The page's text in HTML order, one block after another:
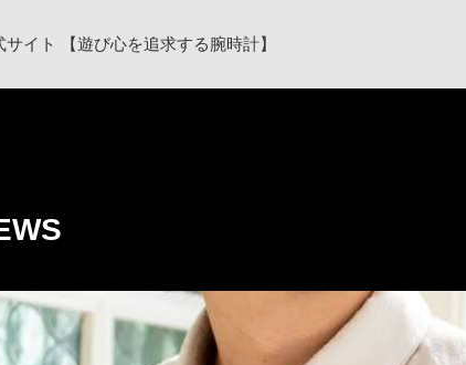
イト 【遊び心を追求する腕時計】